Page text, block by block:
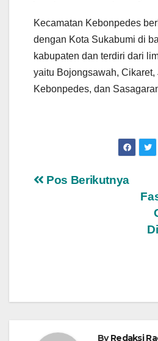
Kecamatan Kebonpedes
dengan Kota Sukabumi di
kabupaten dan terdiri dari
yaitu Bojongsawah, Cikaret,
Kebonpedes, dan
Navigasi
Pos Berikutnya
ByRedaksi